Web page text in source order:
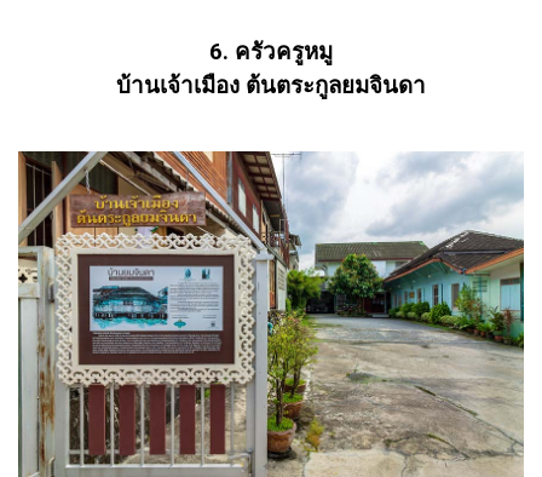
6. ครัวครูหมู
บ้านเจ้าเมือง ต้นตระกูลยมจินดา